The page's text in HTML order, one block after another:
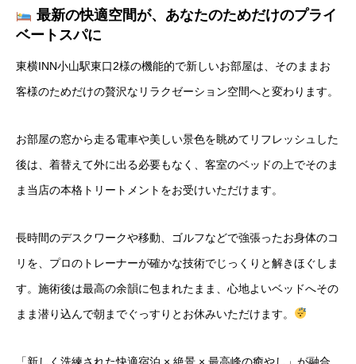
最新の快適空間が、あなたのためだけのプライ
ベートスパに
東横INN小山駅東口2様の機能的で新しいお部屋は、そのままお
客様のためだけの贅沢なリラクゼーション空間へと変わります。
お部屋の窓から走る電車や美しい景色を眺めてリフレッシュした
後は、着替えて外に出る必要もなく、客室のベッドの上でそのま
ま当店の本格トリートメントをお受けいただけます。
長時間のデスクワークや移動、ゴルフなどで強張ったお身体のコ
リを、プロのトレーナーが確かな技術でじっくりと解きほぐしま
す。施術後は最高の余韻に包まれたまま、心地よいベッドへその
まま潜り込んで朝までぐっすりとお休みいただけます。